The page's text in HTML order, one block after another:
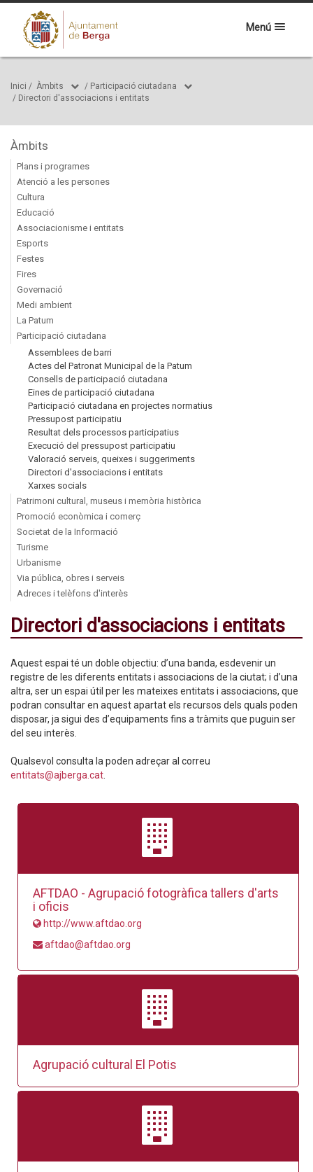
Menú
Inici / Àmbits / Participació ciutadana
/ Directori d'associacions i entitats
Àmbits
Plans i programes
Atenció a les persones
Cultura
Educació
Associacionisme i entitats
Esports
Festes
Fires
Governació
Medi ambient
La Patum
Participació ciutadana
Assemblees de barri
Actes del Patronat Municipal de la Patum
Consells de participació ciutadana
Eines de participació ciutadana
Participació ciutadana en projectes normatius
Pressupost participatiu
Resultat dels processos participatius
Execució del pressupost participatiu
Valoració serveis, queixes i suggeriments
Directori d'associacions i entitats
Xarxes socials
Patrimoni cultural, museus i memòria històrica
Promoció econòmica i comerç
Societat de la Informació
Turisme
Urbanisme
Via pública, obres i serveis
Adreces i telèfons d'interès
Directori d'associacions i entitats
Aquest espai té un doble objectiu: d’una banda, esdevenir un
registre de les diferents entitats i associacions de la ciutat; i d’una
altra, ser un espai útil per les mateixes entitats i associacions, que
podran consultar en aquest apartat els recursos dels quals poden
disposar, ja sigui des d’equipaments fins a tràmits que puguin ser
del seu interès.
Qualsevol consulta la poden adreçar al correu
entitats@ajberga.cat
AFTDAO - Agrupació fotogràfica tallers d'arts
i oficis
http://www.aftdao.org
aftdao@aftdao.org
Agrupació cultural El Potis